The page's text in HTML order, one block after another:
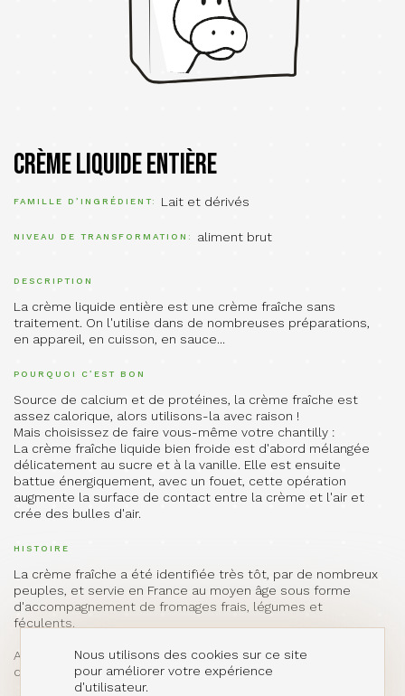
Crème liquide entière
FAMILLE D’INGRÉDIENT Lait et dérivés
NIVEAU DE TRANSFORMATION aliment brut
DESCRIPTION
La crème liquide entière est une crème fraîche sans
traitement. On l'utilise dans de nombreuses préparations,
en appareil, en cuisson, en sauce...
POURQUOI C’EST BON
Source de calcium et de protéines, la crème fraîche est
assez calorique, alors utilisons-la avec raison !
Mais choisissez de faire vous-même votre chantilly :
La crème fraîche liquide bien froide est d'abord mélangée
délicatement au sucre et à la vanille. Elle est ensuite
battue énergiquement, avec un fouet, cette opération
augmente la surface de contact entre la crème et l'air et
crée des bulles d'air.
HISTOIRE
La crème fraîche a été identifiée très tôt, par de nombreux
peuples, et servie en France au moyen âge sous forme
d'accompagnement de fromages frais, légumes et
féculents.
Au 17e siècle, Vatel inventa la crème Chantilly sous le règne
de Louis XIV.
Nous utilisons des cookies sur ce site
pour améliorer votre expérience
d'utilisateur.